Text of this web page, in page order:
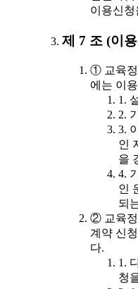
이용신청
제 7 조 (이
① 교육정
에는 이
1.
2.
3.
인
을
4.
인
되
② 교육정
계약 신
다.
1.
청